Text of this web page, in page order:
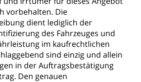
vorbehalten. Die
dient lediglich der
des Fahrzeuges und
im kaufrechtlichen
sind einzig und allein
in derAuftragsbestätigung
Den genauen